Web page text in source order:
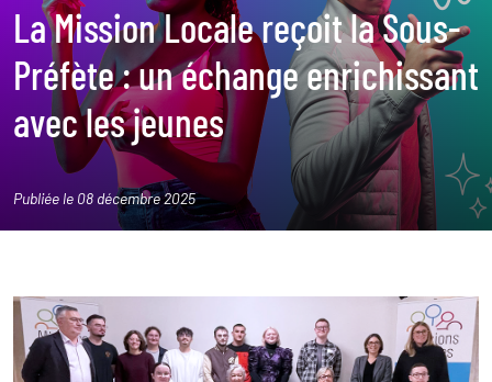
La Mission Locale reçoit la Sous-
Préfète : un échange enrichissant
avec les jeunes
Publiée le 08 décembre 2025